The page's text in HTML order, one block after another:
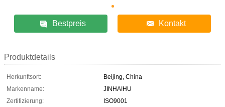
Bestpreis Kontakt
Produktdetails
Herkunftsort:
Beijing, China
Markenname:
JINHAIHU
Zertifizierung:
ISO9001